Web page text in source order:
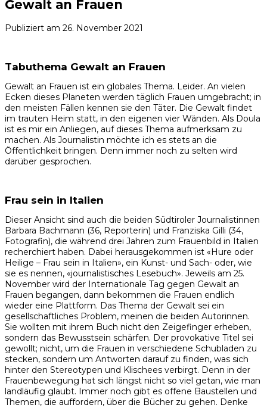
Gewalt an Frauen
Publiziert am 26. November 2021
Tabuthema Gewalt an Frauen
Gewalt an Frauen ist ein globales Thema. Leider. An vielen
Ecken dieses Planeten werden täglich Frauen umgebracht; in
den meisten Fällen kennen sie den Täter. Die Gewalt findet
im trauten Heim statt, in den eigenen vier Wänden. Als Doula
ist es mir ein Anliegen, auf dieses Thema aufmerksam zu
machen. Als Journalistin möchte ich es stets an die
Öffentlichkeit bringen. Denn immer noch zu selten wird
darüber gesprochen.
Frau sein in Italien
Dieser Ansicht sind auch die beiden Südtiroler Journalistinnen
Barbara Bachmann (36, Reporterin) und Franziska Gilli (34,
Fotografin), die während drei Jahren zum Frauenbild in Italien
recherchiert haben. Dabei herausgekommen ist «Hure oder
Heilige – Frau sein in Italien», ein Kunst- und Sach- oder, wie
sie es nennen, «journalistisches Lesebuch». Jeweils am 25.
November wird der Internationale Tag gegen Gewalt an
Frauen begangen, dann bekommen die Frauen endlich
wieder eine Plattform. Das Thema der Gewalt sei ein
gesellschaftliches Problem, meinen die beiden Autorinnen.
Sie wollten mit ihrem Buch nicht den Zeigefinger erheben,
sondern das Bewusstsein schärfen. Der provokative Titel sei
gewollt; nicht, um die Frauen in verschiedene Schubladen zu
stecken, sondern um Antworten darauf zu finden, was sich
hinter den Stereotypen und Klischees verbirgt. Denn in der
Frauenbewegung hat sich längst nicht so viel getan, wie man
landläufig glaubt. Immer noch gibt es offene Baustellen und
Themen, die auffordern, über die Bücher zu gehen. Denke